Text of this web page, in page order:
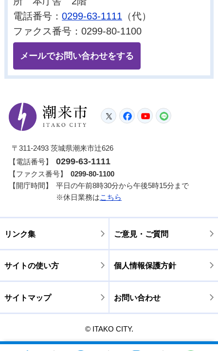
電話番号：0299-63-1111 （代）
ファクス番号：0299-80-1100
メールでお問い合わせをする
潮来市
TwitterFacebook
YouTube
〒311-2493 茨城県潮来市辻626
【電話番号】
0299-63-1111
【ファクス番号】
0299-80-1100
【開庁時間】
平日の午前8時30分から午後5時15分まで
※休日業務はこちら
リンク集 ご意見・ご質問
サイトの使い方 個人情報保護方針
サイトマップ お問い合わせ
© ITAKO CITY.